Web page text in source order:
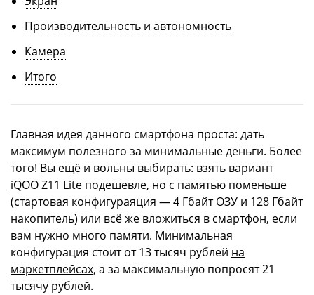
Производительность и автономность
Камера
Итого
Главная идея данного смартфона проста: дать
максимум полезного за минимальные деньги. Более
того! Вы ещё и вольны выбирать: взять вариант
iQOO Z11 Lite подешевле, но с памятью поменьше
(стартовая конфигураяция — 4 Гбайт ОЗУ и 128 Гбайт
накопитель) или всё же вложиться в смартфон, если
вам нужно много памяти. Минимальная
конфигурация стоит от 13 тысяч рублей на
маркетплейсах, а за максимальную попросят 21
тысячу рублей.